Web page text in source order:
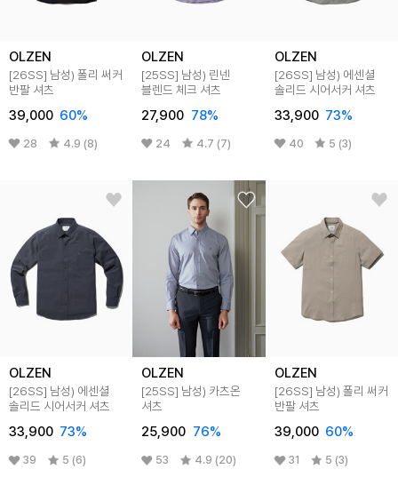
OLZEN
[26SS] 남성) 폴리 써커
반팔 셔츠
39,000 60%
28 4.9 (8)
OLZEN
[25SS] 남성) 린넨
블렌드 체크 셔츠
27,900 78%
24 4.7 (7)
OLZEN
[26SS] 남성) 에센셜
솔리드 시어서커 셔츠
33,900 73%
40 5 (3)
OLZEN
[26SS] 남성) 에센셜
솔리드 시어서커 셔츠
33,900 73%
39 5 (6)
OLZEN
[25SS] 남성) 카츠온
셔츠
25,900 76%
53 4.9 (20)
OLZEN
[26SS] 남성) 폴리 써커
반팔 셔츠
39,000 60%
31 5 (3)